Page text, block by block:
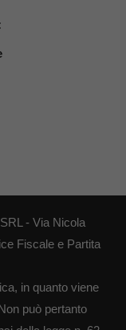
- Via Nicola
Fiscale e Partita
in quanto viene
può pertanto